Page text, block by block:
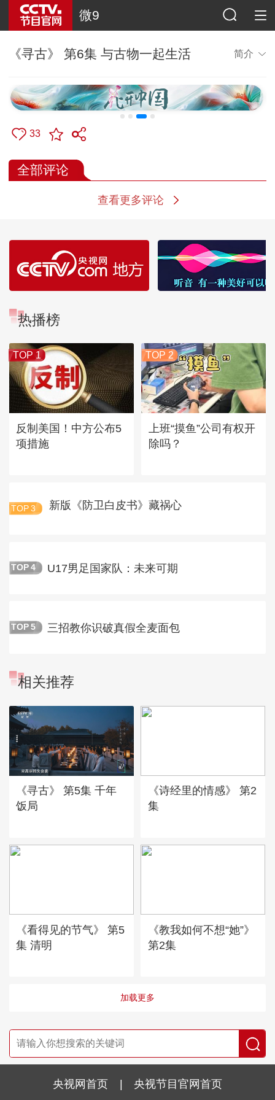
微9
《寻古》 第6集 与古物一起生活 简介
33
全部评论
查看更多评论
热播榜
TOP 1
反制美国！中方公布5
项措施
TOP 2
上班“摸鱼”公司有权开
除吗？
TOP 3 新版《防卫白皮书》藏祸心
TOP 4 U17男足国家队：未来可期
TOP 5 三招教你识破真假全麦面包
相关推荐
《寻古》 第5集 千年
饭局
《诗经里的情感》 第2
集
《看得见的节气》 第5
集 清明
《教我如何不想“她”》
第2集
加载更多
央视网首页 | 央视节目官网首页